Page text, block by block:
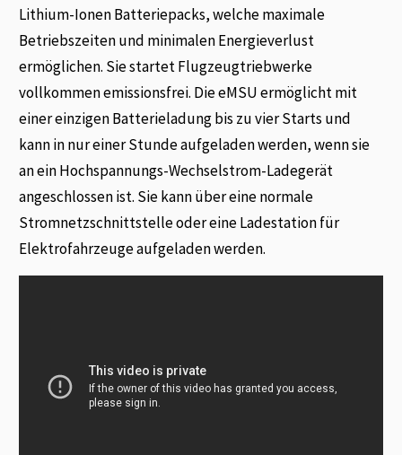
Lithium-Ionen Batteriepacks, welche maximale
Betriebszeiten und minimalen Energieverlust
ermöglichen. Sie startet Flugzeugtriebwerke
vollkommen emissionsfrei. Die eMSU ermöglicht mit
einer einzigen Batterieladung bis zu vier Starts und
kann in nur einer Stunde aufgeladen werden, wenn sie
an ein Hochspannungs-Wechselstrom-Ladegerät
angeschlossen ist. Sie kann über eine normale
Stromnetzschnittstelle oder eine Ladestation für
Elektrofahrzeuge aufgeladen werden.